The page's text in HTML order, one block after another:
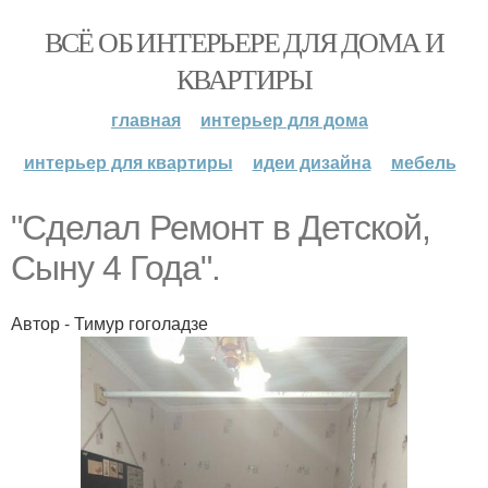
ВСЁ ОБ ИНТЕРЬЕРЕ ДЛЯ ДОМА И
КВАРТИРЫ
главная
интерьер для дома
интерьер для квартиры
идеи дизайна мебель
"Сделал Ремонт в Детской,
Сыну 4 Года".
Автор - Тимур гоголадзе